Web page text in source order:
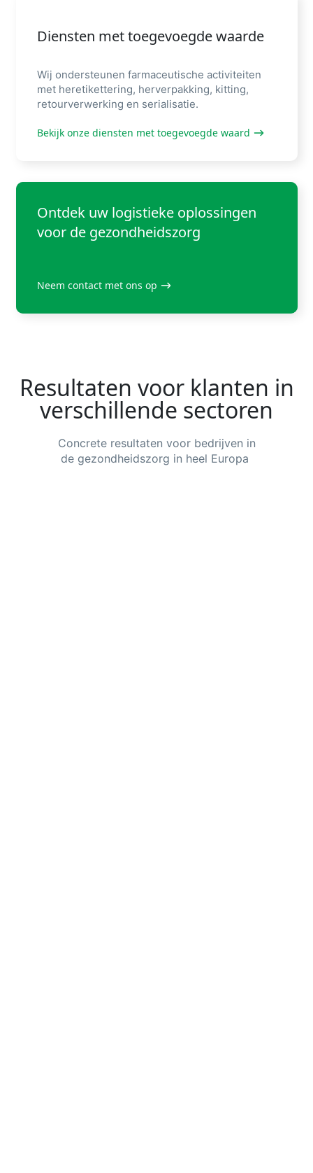
Diensten met toegevoegde waarde
Wij ondersteunen farmaceutische activiteiten
met heretikettering, herverpakking, kitting,
retourverwerking en serialisatie.
Bekijk onze diensten met toegevoegde waard
Ontdek uw logistieke oplossingen
voor de gezondheidszorg
Neem contact met ons op
Resultaten voor klanten in
verschillende sectoren
Concrete resultaten voor bedrijven in
de gezondheidszorg in heel Europa